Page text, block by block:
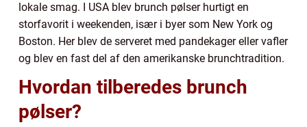
lokale smag. I USA blev brunch pølser hurtigt en
storfavorit i weekenden, især i byer som New York og
Boston. Her blev de serveret med pandekager eller vafler
og blev en fast del af den amerikanske brunchtradition.
Hvordan tilberedes brunch
pølser?